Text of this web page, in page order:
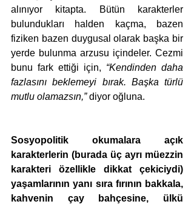
alınıyor kitapta. Bütün karakterler
bulundukları halden kaçma, bazen
fiziken bazen duygusal olarak başka bir
yerde bulunma arzusu içindeler. Cezmi
bunu fark ettiği için, “Kendinden daha
fazlasını beklemeyi bırak. Başka türlü
mutlu olamazsın,” diyor oğluna.
Sosyopolitik okumalara açık
karakterlerin (burada üç ayrı müezzin
karakteri özellikle dikkat çekiciydi)
yaşamlarının yanı sıra fırının bakkala,
kahvenin çay bahçesine, ülkü